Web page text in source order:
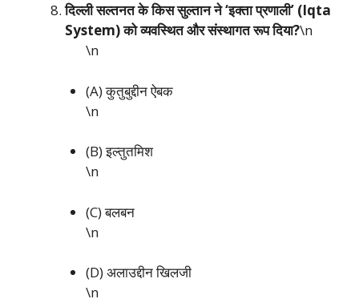
दिल्ली सल्तनत के किस सुल्तान ने ‘इक्ता प्रणाली’ (Iqta
System) को व्यवस्थित और संस्थागत रूप दिया?\n
\n
(A) कुतुबुद्दीन ऐबक
\n
(B) इल्तुतमिश
\n
(C) बलबन
\n
(D) अलाउद्दीन खिलजी
\n